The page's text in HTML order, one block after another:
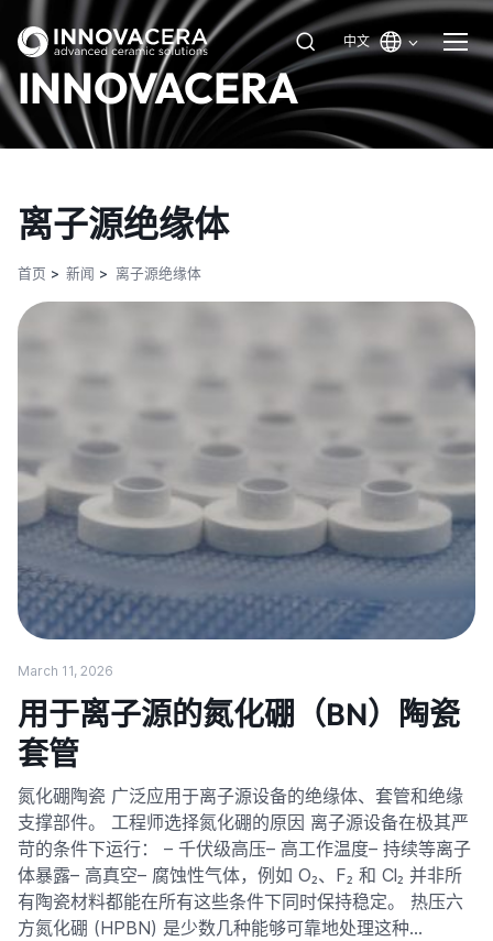
中文
INNOVACERA
离子源绝缘体
首页 新闻 离子源绝缘体
March 11, 2026
用于离子源的氮化硼（BN）陶瓷
套管
氮化硼陶瓷 广泛应用于离子源设备的绝缘体、套管和绝缘
支撑部件。 工程师选择氮化硼的原因 离子源设备在极其严
苛的条件下运行： – 千伏级高压– 高工作温度– 持续等离子
体暴露– 高真空– 腐蚀性气体，例如 O₂、F₂ 和 Cl₂ 并非所
有陶瓷材料都能在所有这些条件下同时保持稳定。 热压六
方氮化硼 (HPBN) 是少数几种能够可靠地处理这种…